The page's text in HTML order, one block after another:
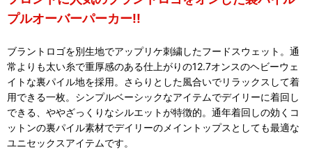
プルオーバーパーカー!!
ブラントロゴを別生地でアップリケ刺繍したフードスウェット。通
常よりも太い糸で重厚感のある仕上がりの12.7オンスのヘビーウェ
イトな裏パイル地を採用。さらりとした風合いでリラックスして着
用できる一枚。シンプルベーシックなアイテムでデイリーに着回し
できる、ややざっくりなシルエットが特徴的。通年着回しの効くコ
ットンの裏パイル素材でデイリーのメイントップスとしても最適な
ユニセックスアイテムです。